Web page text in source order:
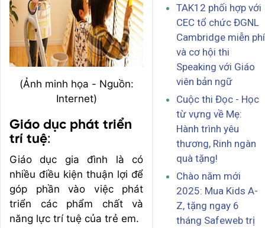
(Ảnh minh họa - Nguồn:
Internet)
Giáo dục phát triển
trí tuệ:
Giáo dục gia đình là có
nhiều điều kiện thuận lợi để
góp phần vào việc phát
triển các phẩm chất và
năng lực trí tuệ của trẻ em.
TAK12 phối hợp với
CEC tổ chức ĐGNL
Cambridge miễn phí
và cơ hội thi
Speaking với Giáo
viên bản ngữ
Cuộc thi Đọc - Học
từ vựng về Mẹ:
Hành trình yêu
thương, Rinh ngàn
quà tặng!
Chào năm mới
2025: Mua Kids A-
Z, tặng ngay 6
tháng Safeweb trị